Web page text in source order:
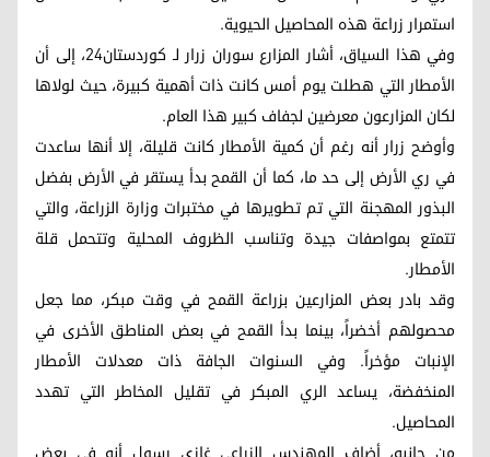
استمرار زراعة هذه المحاصيل الحيوية.
وفي هذا السياق، أشار المزارع سوران زرار لـ كوردستان24، إلى أن
الأمطار التي هطلت يوم أمس كانت ذات أهمية كبيرة، حيث لولاها
لكان المزارعون معرضين لجفاف كبير هذا العام.
وأوضح زرار أنه رغم أن كمية الأمطار كانت قليلة، إلا أنها ساعدت
في ري الأرض إلى حد ما، كما أن القمح بدأ يستقر في الأرض بفضل
البذور المهجنة التي تم تطويرها في مختبرات وزارة الزراعة، والتي
تتمتع بمواصفات جيدة وتناسب الظروف المحلية وتتحمل قلة
الأمطار.
وقد بادر بعض المزارعين بزراعة القمح في وقت مبكر، مما جعل
محصولهم أخضراً، بينما بدأ القمح في بعض المناطق الأخرى في
الإنبات مؤخراً. وفي السنوات الجافة ذات معدلات الأمطار
المنخفضة، يساعد الري المبكر في تقليل المخاطر التي تهدد
المحاصيل.